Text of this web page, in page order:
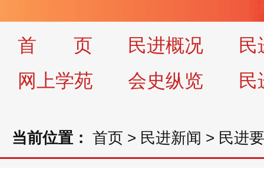
首 页 民进概况
民
网上学苑
会史纵览 民
当前位置： 首页 > 民进新闻 > 民进